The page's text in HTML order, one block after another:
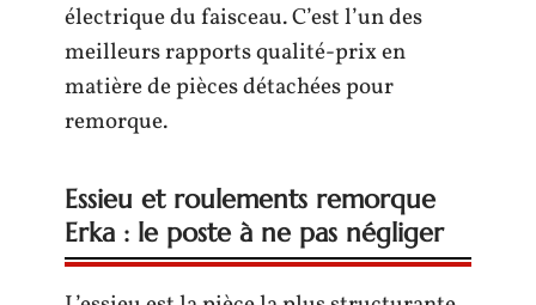
électrique du faisceau. C’est l’un des
meilleurs rapports qualité-prix en
matière de pièces détachées pour
remorque.
Essieu et roulements remorque
Erka : le poste à ne pas négliger